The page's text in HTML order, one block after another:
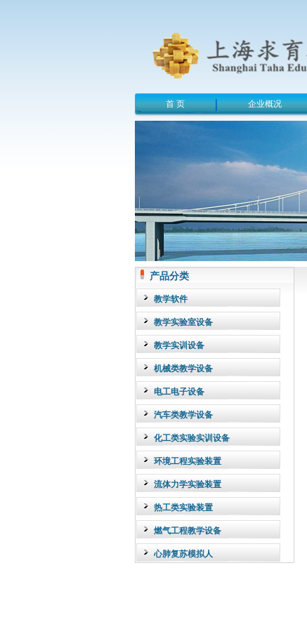
首 页 企业概况
产品分类
教学软件
教学实验室设备
教学实训设备
机械类教学设备
电工电子设备
汽车类教学设备
化工类实验实训设备
环境工程实验装置
流体力学实验装置
热工类实验装置
燃气工程教学设备
心肺复苏模拟人